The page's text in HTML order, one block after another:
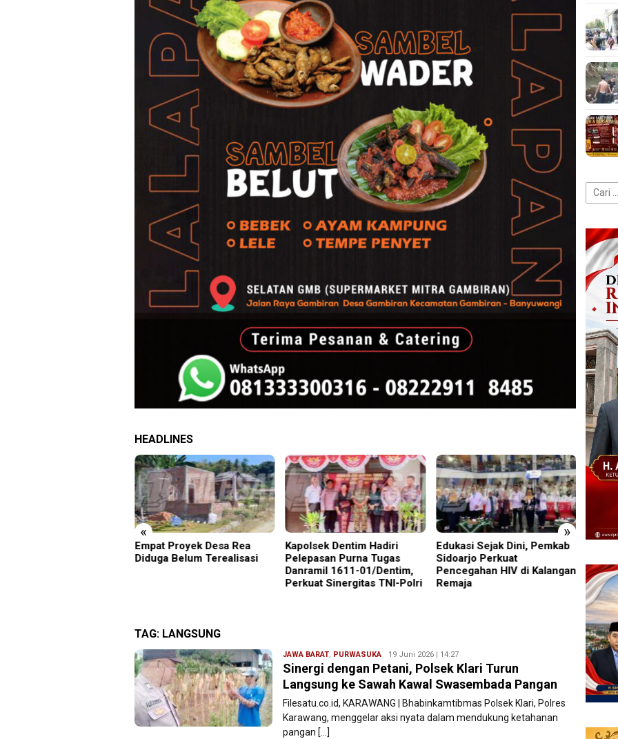
HEADLINES
« »
Empat Proyek Desa Rea
Diduga Belum Terealisasi
Kapolsek Dentim Hadiri
Pelepasan Purna Tugas
Danramil 1611-01/Dentim,
Perkuat Sinergitas TNI-Polri
Edukasi Sejak Dini, Pemkab
Sidoarjo Perkuat
Pencegahan HIV di Kalangan
Remaja
Suci,
TAG: LANGSUNG
JAWA BARAT, PURWASUKA Ryan
Karawang
19 Juni 2026 | 14:27
Sinergi dengan Petani, Polsek Klari Turun
Langsung ke Sawah Kawal Swasembada Pangan
Filesatu.co.id, KARAWANG | Bhabinkamtibmas Polsek Klari, Polres
Karawang, menggelar aksi nyata dalam mendukung ketahanan
pangan […]
Cari
untuk: